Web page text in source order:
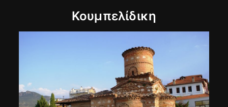
Κουμπελίδικη